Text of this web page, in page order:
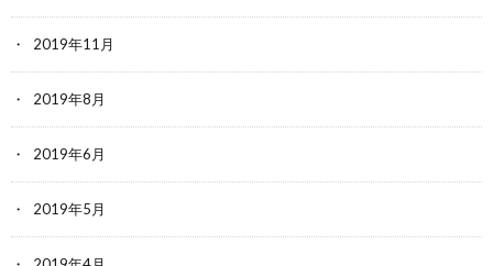
2019年11月
2019年8月
2019年6月
2019年5月